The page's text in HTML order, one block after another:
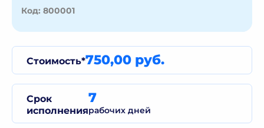
Код: 800001
Стоимость*750,00 руб.
Срок
исполнения
7
рабочих дней